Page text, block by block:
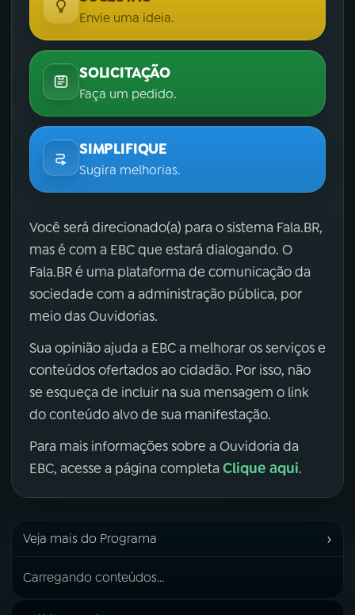
Envie uma ideia.
SOLICITAÇÃO
Faça um pedido.
SIMPLIFIQUE
Sugira melhorias.
Você será direcionado(a) para o sistema Fala.BR,
mas é com a EBC que estará dialogando. O
Fala.BR é uma plataforma de comunicação da
sociedade com a administração pública, por
meio das Ouvidorias.
Sua opinião ajuda a EBC a melhorar os serviços e
conteúdos ofertados ao cidadão. Por isso, não
se esqueça de incluir na sua mensagem o link
do conteúdo alvo de sua manifestação.
Para mais informações sobre a Ouvidoria da
EBC, acesse a página completa Clique aqui.
Veja mais do Programa ›
Carregando conteúdos...